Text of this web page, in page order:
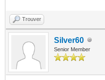
Trouver
Silver60
Senior Member